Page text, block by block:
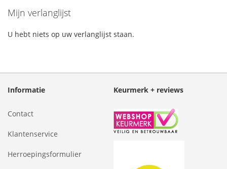
Mijn verlanglijst
U hebt niets op uw verlanglijst staan.
Informatie
Contact
Klantenservice
Herroepingsformulier
Keurmerk + reviews